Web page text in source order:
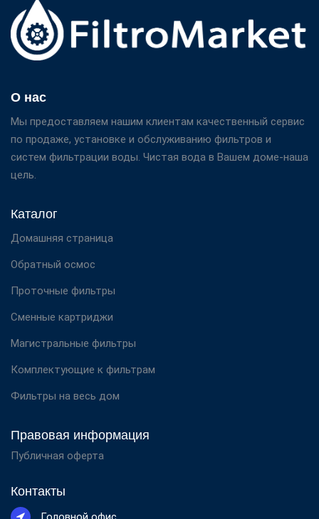
О нас
Мы предоставляем нашим клиентам качественный сервис
по продаже, установке и обслуживанию фильтров и
систем фильтрации воды. Чистая вода в Вашем доме-наша
цель.
Каталог
Домашняя страница
Обратный осмос
Проточные фильтры
Сменные картриджи
Магистральные фильтры
Комплектующие к фильтрам
Фильтры на весь дом
Правовая информация
Публичная оферта
Контакты